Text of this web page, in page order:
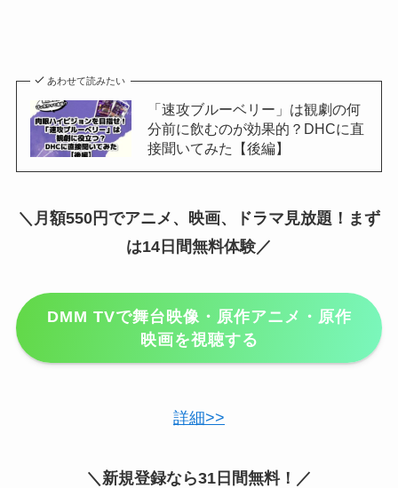
あわせて読みたい
「速攻ブルーベリー」は観劇の何
分前に飲むのが効果的？DHCに直
接聞いてみた【後編】
＼月額550円でアニメ、映画、ドラマ見放題！まず
は14日間無料体験／
DMM TVで舞台映像・原作アニメ・原作
映画を視聴する
詳細>>
＼新規登録なら31日間無料！／